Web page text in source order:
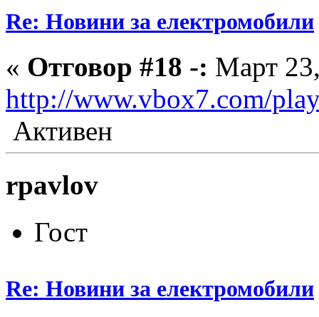
Re: Новини за електромобили
« Отговор #18 -: Март
http://www.vbox7.com/
Активен
rpavlov
Гост
Re: Новини за електромобили